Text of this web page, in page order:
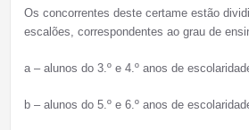
Os concorrentes deste certame estão
escalões, correspondentes ao grau de
a – alunos do 3.º e 4.º anos de
b – alunos do 5.º e 6.º anos de